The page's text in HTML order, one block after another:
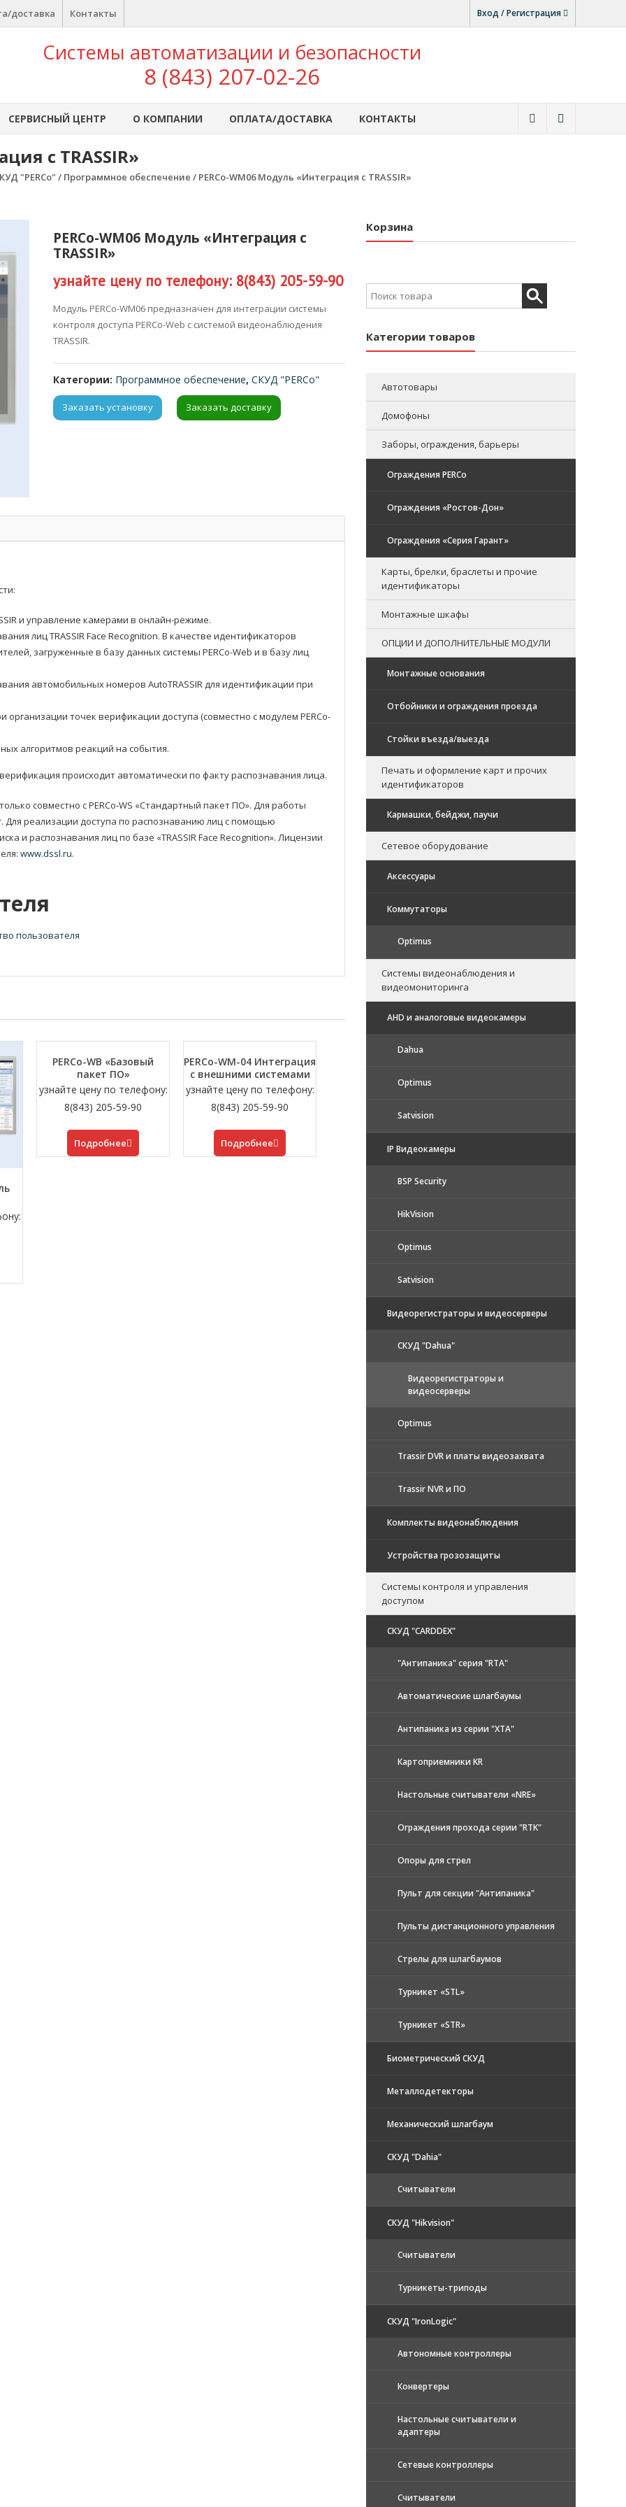
доставка Контакты Вход / Регистрация
Системы автоматизации и безопасности
8 (843) 207-02-26
СЕРВИСНЫЙ ЦЕНТР О КОМПАНИИ ОПЛАТА/ДОСТАВКА КОНТАКТЫ
с TRASSIR»
"PERCo" / Программное обеспечение / PERCo-WM06 Модуль «Интеграция с TRASSIR»
PERCo-WM06 Модуль «Интеграция с
TRASSIR»
узнайте цену по телефону: 8(843) 205-59-90
Модуль PERCo-WM06 предназначен для интеграции системы
контроля доступа PERCo-Web с системой видеонаблюдения
TRASSIR.
Категории: Программное обеспечение,СКУД "PERCo"
Заказать установку Заказать доставку
и управление камерами в онлайн-режиме.
лиц TRASSIR Face Recognition. В качестве идентификаторов
загруженные в базу данных системы PERCo-Web и в базу лиц
автомобильных номеров AutoTRASSIR для идентификации при
организации точек верификации доступа (совместно с модулем PERCo-
алгоритмов реакций на события.
происходит автоматически по факту распознавания лица.
совместно с PERCo-WS «Стандартный пакет ПО». Для работы
Для реализации доступа по распознаванию лиц с помощью
и распознавания лиц по базе «TRASSIR Face Recognition». Лицензии
www.dssl.ru.
пользователя
PERCo-WB «Базовый
пакет ПО»
узнайте цену по телефону:
8(843) 205-59-90
Подробнее
PERCo-WM-04 Интеграция
с внешними системами
узнайте цену по телефону:
8(843) 205-59-90
Подробнее
Корзина
Search for:
Категории товаров
Автотовары
Домофоны
Заборы, ограждения, барьеры
Ограждения PERCo
Ограждения «Ростов-Дон»
Ограждения «Серия Гарант»
Карты, брелки, браслеты и прочие
идентификаторы
Монтажные шкафы
ОПЦИИ И ДОПОЛНИТЕЛЬНЫЕ МОДУЛИ
Монтажные основания
Отбойники и ограждения проезда
Стойки въезда/выезда
Печать и оформление карт и прочих
идентификаторов
Кармашки, бейджи, паучи
Сетевое оборудование
Аксессуары
Коммутаторы
Optimus
Системы видеонаблюдения и
видеомониторинга
AHD и аналоговые видеокамеры
Dahua
Optimus
Satvision
IP Видеокамеры
BSP Security
HikVision
Optimus
Satvision
Видеорегистраторы и видеосерверы
CКУД "Dahua"
Видеорегистраторы и
видеосерверы
Optimus
Trassir DVR и платы видеозахвата
Trassir NVR и ПО
Комплекты видеонаблюдения
Устройства грозозащиты
Системы контроля и управления
доступом
CКУД "CARDDEX"
"Антипаника" серия "RTA"
Автоматические шлагбаумы
Антипаника из серии "XTA"
Картоприемники KR
Настольные считыватели «NRE»
Ограждения прохода серии "RTK"
Опоры для стрел
Пульт для секции "Антипаника"
Пульты дистанционного управления
Стрелы для шлагбаумов
Турникет «STL»
Турникет «STR»
Биометрический СКУД
Металлодетекторы
Механический шлагбаум
СКУД "Dahia"
Считыватели
СКУД "Hikvision"
Считыватели
Турникеты-триподы
СКУД "IronLogic"
Автономные контроллеры
Конвертеры
Настольные считыватели и
адаптеры
Сетевые контроллеры
Считыватели